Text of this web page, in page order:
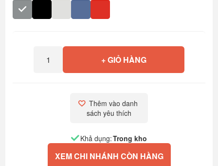
+ GIỎ HÀNG
Thêm vào danh
sách yêu thích
Khả dụng:Trong kho
XEM CHI NHÁNH CÒN HÀNG